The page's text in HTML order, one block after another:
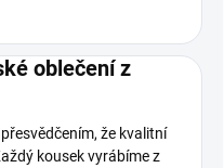
oblečení z
že kvalitní
kousek vyrábíme z